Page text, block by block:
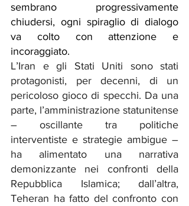
sembrano progressivamente
chiudersi, ogni spiraglio di dialogo
va colto con attenzione e
incoraggiato.
L’Iran e gli Stati Uniti sono stati
protagonisti, per decenni, di un
pericoloso gioco di specchi. Da una
parte, l’amministrazione statunitense
– oscillante tra politiche
interventiste e strategie ambigue –
ha alimentato una narrativa
demonizzante nei confronti della
Repubblica Islamica; dall’altra,
Teheran ha fatto del confronto con